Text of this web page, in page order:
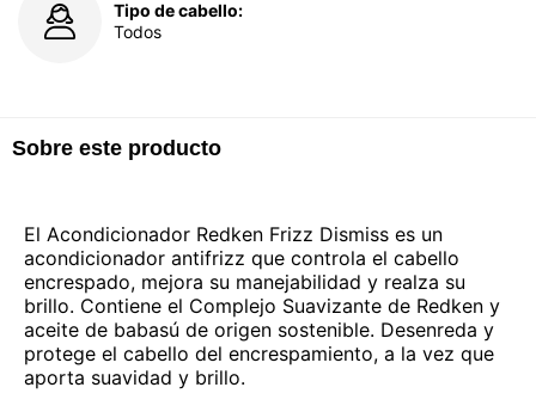
Tipo de cabello:
Todos
Sobre este producto
El Acondicionador Redken Frizz Dismiss es un
acondicionador antifrizz que controla el cabello
encrespado, mejora su manejabilidad y realza su
brillo. Contiene el Complejo Suavizante de Redken y
aceite de babasú de origen sostenible. Desenreda y
protege el cabello del encrespamiento, a la vez que
aporta suavidad y brillo.